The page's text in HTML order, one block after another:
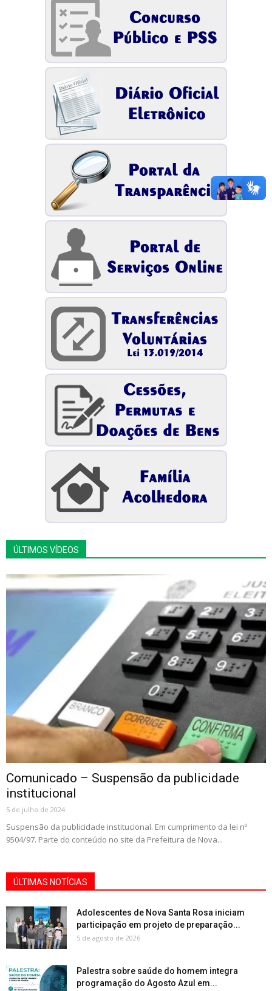
ÚLTIMOS VÍDEOS
Comunicado – Suspensão da publicidade
institucional
5 de julho de 2024
Suspensão da publicidade institucional. Em cumprimento da lei nº
9504/97. Parte do conteúdo no site da Prefeitura de Nova...
ÚLTIMAS NOTÍCIAS
Adolescentes de Nova Santa Rosa iniciam
participação em projeto de preparação...
5 de agosto de 2026
Palestra sobre saúde do homem integra
programação do Agosto Azul em...